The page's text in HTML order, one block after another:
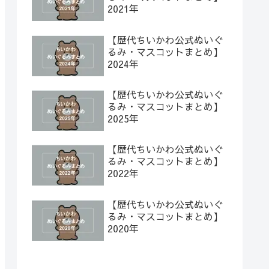
2021年
【歴代ちいかわ公式ぬいぐ
るみ・マスコットまとめ】
2024年
【歴代ちいかわ公式ぬいぐ
るみ・マスコットまとめ】
2025年
【歴代ちいかわ公式ぬいぐ
るみ・マスコットまとめ】
2022年
【歴代ちいかわ公式ぬいぐ
るみ・マスコットまとめ】
2020年